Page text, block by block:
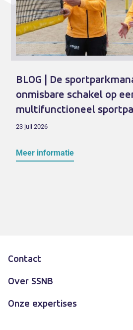
BLOG | De
onmisbare schakel op
multifunctioneel
23 juli 2026
Meer informatie
Contact
Over SSNB
Onze expertises